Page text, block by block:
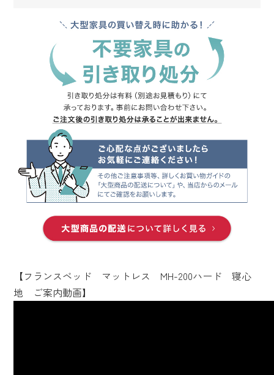
【フランスベッド マットレス MH-200ハード 寝心
地 ご案内動画】